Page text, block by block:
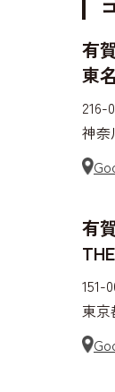
有
東
216-
神奈
有
151-
東